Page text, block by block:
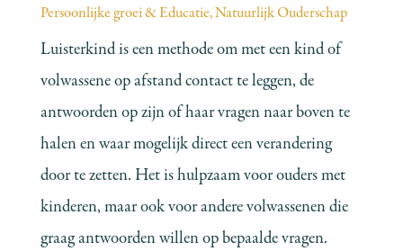
Persoonlijke groei & Educatie,Natuurlijk Ouderschap
Luisterkind is een methode om met een kind of
volwassene op afstand contact te leggen, de
antwoorden op zijn of haar vragen naar boven te
halen en waar mogelijk direct een verandering
door te zetten. Het is hulpzaam voor ouders met
kinderen, maar ook voor andere volwassenen die
graag antwoorden willen op bepaalde vragen.